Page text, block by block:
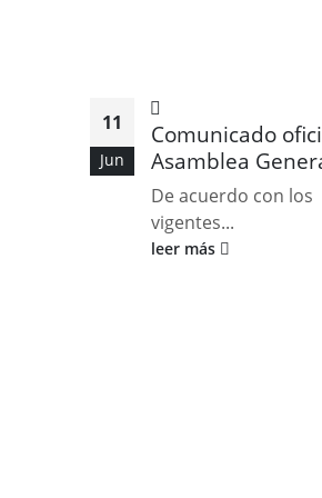
11
Jun
Comunicado
Asamblea
De acuerdo con los
vigentes...
leer más